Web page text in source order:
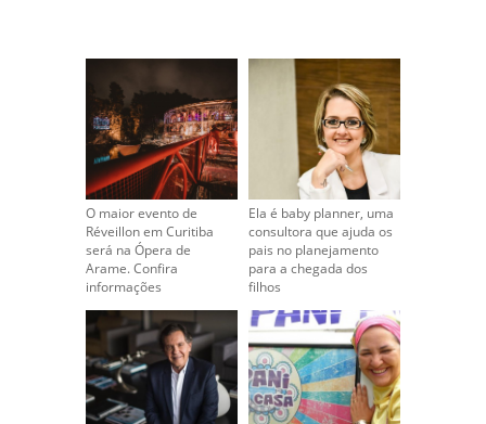
O maior evento de
Réveillon em Curitiba
será na Ópera de
Arame. Confira
informações
Ela é baby planner, uma
consultora que ajuda os
pais no planejamento
para a chegada dos
filhos